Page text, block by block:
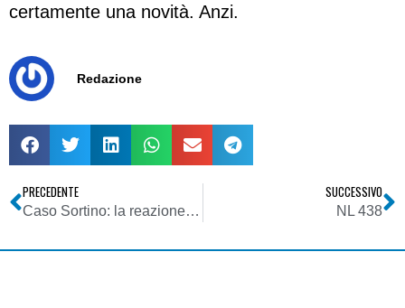
certamente una novità. Anzi.
Redazione
PRECEDENTE
Caso Sortino: la reazione di Mediaset
SUCCESSIVO
NL 438